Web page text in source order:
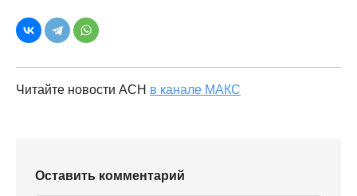
Читайте новости АСН в канале МАКС
Оставить комментарий